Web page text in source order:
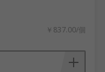
￥837.00/個